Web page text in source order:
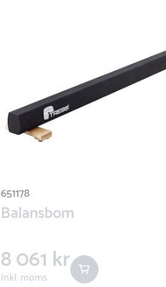
651178
Balansbom
8 061 kr
Inkl. moms